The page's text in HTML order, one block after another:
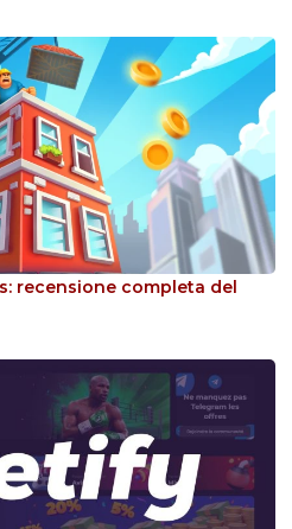
recensione completa del